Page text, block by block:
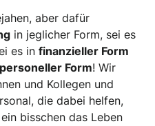
aber dafür
in jeglicher Form, sei es
es in finanzieller Form
personeller Form! Wir
und Kollegen und
die dabei helfen,
bisschen das Leben